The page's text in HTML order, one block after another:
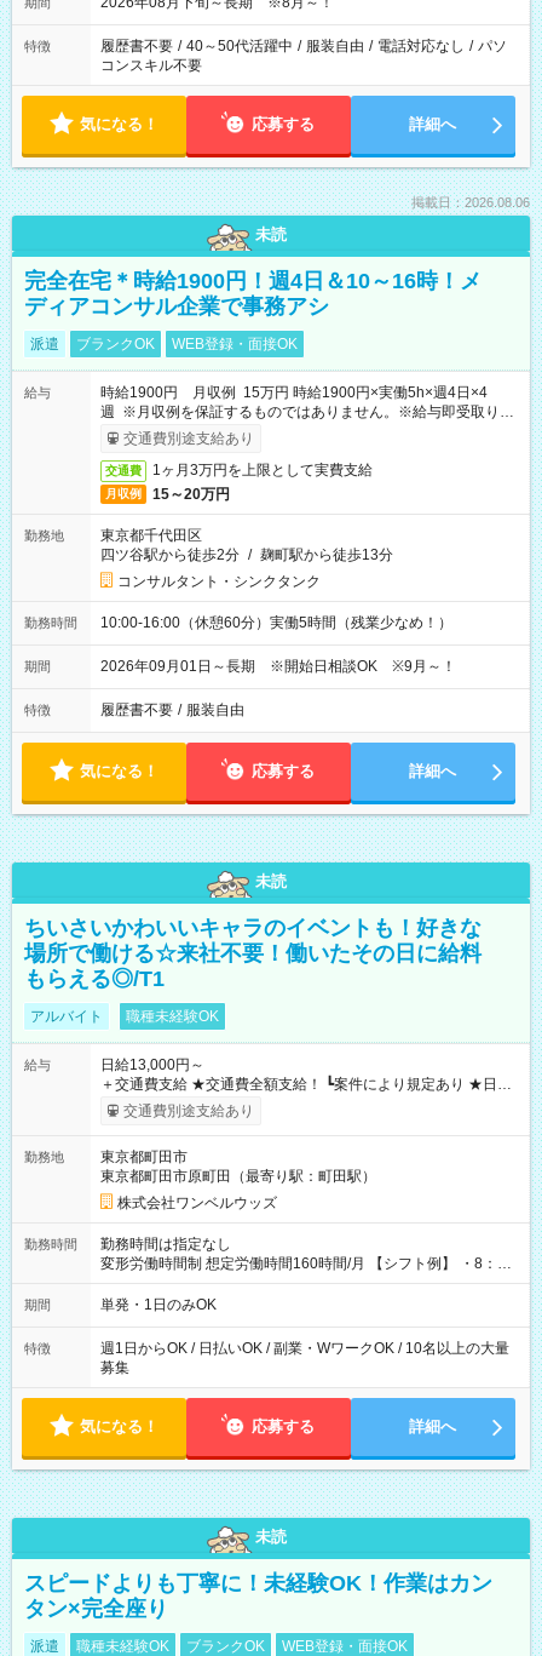
特徴 履歴書不要 / 40～50代活躍中 / 服装自由 / 電話対応なし / パソ
コンスキル不要
気になる！ 応募する 詳細へ
掲載日：2026.08.06
未読
完全在宅＊時給1900円！週4日＆10～16時！メ
ディアコンサル企業で事務アシ
派遣 ブランクOK WEB登録・面接OK
給与
時給1900円 月収例 15万円 時給1900円×実働5h×週4日×4
週 ※月収例を保証するものではありません。※給与即受取りサ
ービス利用可（利用条件有）
交通費別途支給あり
交通費 1ヶ月3万円を上限として実費支給
月収例 15～20万円
勤務地
東京都千代田区
四ツ谷駅から徒歩2分 / 麹町駅から徒歩13分
コンサルタント・シンクタンク
勤務時間 10:00-16:00（休憩60分）実働5時間（残業少なめ！）
期間 2026年09月01日～長期 ※開始日相談OK ※9月～！
特徴 履歴書不要 / 服装自由
気になる！ 応募する 詳細へ
未読
ちいさいかわいいキャラのイベントも！好きな
場所で働ける☆来社不要！働いたその日に給料
もらえる◎/T1
アルバイト 職種未経験OK
給与
日給13,000円～
＋交通費支給 ★交通費全額支給！ ┗案件により規定あり ★日払
いOK！（規定あり） ┗働いたその日に現金GET♪ お仕事後はコ
ンビニATMから 日払い分を引き落とせます！ 【試用期間】試
交通費別途支給あり
勤務地
東京都町田市
東京都町田市原町田（最寄り駅：町田駅）
株式会社ワンベルウッズ
勤務時間
勤務時間は指定なし
変形労働時間制 想定労働時間160時間/月 【シフト例】 ・8：00
～21：00
期間 単発・1日のみOK
特徴
週1日からOK / 日払いOK / 副業・WワークOK / 10名以上の大量
募集
気になる！ 応募する 詳細へ
未読
スピードよりも丁寧に！未経験OK！作業はカン
タン×完全座り
派遣 職種未経験OK ブランクOK WEB登録・面接OK